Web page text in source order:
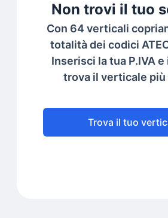
Non trovi il tuo
Con 64 verticali
totalità dei codici
Inserisci la tua P.IVA
trova il verticale più
Trova il tuo